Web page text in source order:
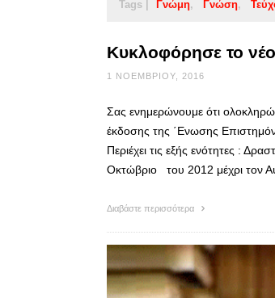
Tags | Γνώμη Γνώση
Κυκλοφόρησε το
1 ΝΟΕΜΒΡΊΟΥ, 2016
Σας ενημερώνουμε ότι
έκδοσης της ΄Ενωσης
Περιέχει τις εξής ενότητες :
Οκτώβριο του 2012 μέχρι τον
Διαβάστε περισσότερα